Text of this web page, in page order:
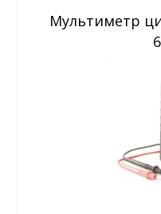
Мультиметр